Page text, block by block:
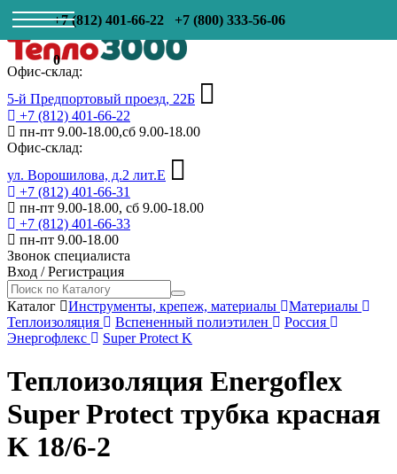
+7 (812) 401-66-22 +7 (800) 333-56-06
0
Офис-склад:
5-й Предпортовый проезд, 22Б
+7 (812) 401-66-22
пн-пт 9.00-18.00,сб 9.00-18.00
Офис-склад:
ул. Ворошилова, д.2 лит.Е
+7 (812) 401-66-31
пн-пт 9.00-18.00, сб 9.00-18.00
+7 (812) 401-66-33
пн-пт 9.00-18.00
Звонок специалиста
Вход /Регистрация
Каталог Инструменты, крепеж, материалы
Материалы
Теплоизоляция
Вспененный полиэтилен
Россия
Энергофлекс
Super Protect K
Теплоизоляция Energoflex
Super Protect трубка красная
K 18/6-2